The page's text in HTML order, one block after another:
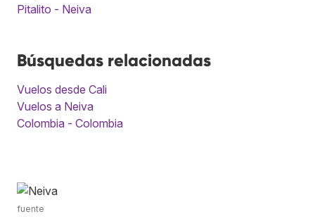
Pitalito - Neiva
Búsquedas relacionadas
Vuelos desde Cali
Vuelos a Neiva
Colombia - Colombia
fuente